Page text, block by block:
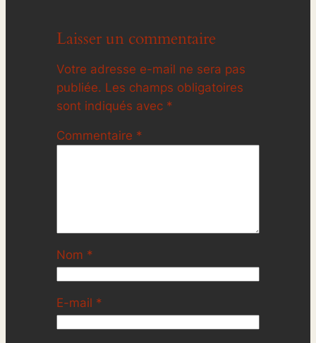
Laisser un commentaire
Votre adresse e-mail ne sera pas
publiée. Les champs obligatoires
sont indiqués avec *
Commentaire *
Nom *
E-mail *